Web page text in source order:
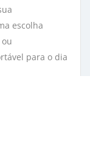
escolha
para o dia